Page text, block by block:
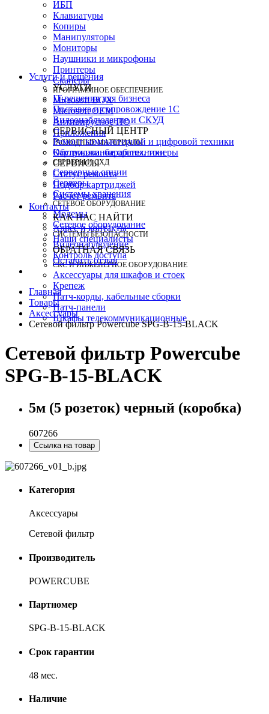
ИБП
Клавиатуры
Копиры
Манипуляторы
Мониторы
Наушники и микрофоны
Принтеры
Сканеры
ПРОГРАММНОЕ ОБЕСПЕЧЕНИЕ
Microsoft BOX
Microsoft OEM
Антивирусное ПО
Приложения
РАСХОДНЫЕ МАТЕРИАЛЫ
Картриджи, барабаны, тонеры
СЕРВЕРЫ И СХД
Серверные опции
Серверы
Системы хранения
СЕТЕВОЕ ОБОРУДОВАНИЕ
Модемы
Сетевое оборудование
СИСТЕМЫ БЕЗОПАСНОСТИ
Видеонаблюдение
Контроль доступа
СКС И ИНЖЕНЕРНОЕ ОБОРУДОВАНИЕ
Аксессуары для шкафов и стоек
Крепеж
Патч-корды, кабельные сборки
Патч-панели
Шкафы телекоммуникационные
Услуги и решения
УСЛУГИ
IT-решения для бизнеса
Поставка и сопровождение 1C
Видеонаблюдение и СКУД
СЕРВИСНЫЙ ЦЕНТР
Ремонт компьютерной и цифровой техники
Обслуживание оргтехники
СЕРВИСЫ
Статус ремонта
Подбор картриджей
Расчет ремонта
Контакты
КАК НАС НАЙТИ
Адрес и контакты
Наши специалисты
ОБРАТНАЯ СВЯЗЬ
Оставить отзыв
Главная
Товары
Аксессуары
Сетевой фильтр Powercube SPG-B-15-BLACK
Сетевой фильтр Powercube
SPG-B-15-BLACK
5м (5 розеток) черный (коробка)
607266
Ссылка на товар
Категория
Аксессуары
Сетевой фильтр
Производитель
POWERCUBE
Партномер
SPG-B-15-BLACK
Срок гарантии
48 мес.
Наличие